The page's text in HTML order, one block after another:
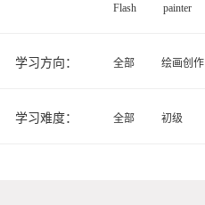
Flash painter
学习方向： 全部 绘画创作
学习难度： 全部 初级